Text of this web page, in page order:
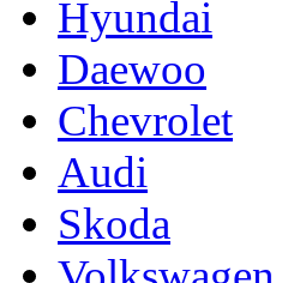
Hyundai
Daewoo
Chevrolet
Audi
Skoda